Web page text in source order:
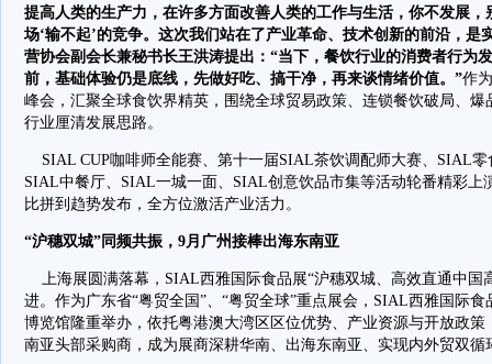
提高人类的生产力，在许多方面改善人类的工作与生活，你不发展
场‘输不起’的竞争。这次我们站在了产业革命、技术创新的前沿，是
营协会副会长兼秘书长王洪涛提出：“当下，餐饮行业的消费者行为
前，基础体验仍是底线，先做好吃、搞干净，再来谈情绪价值。”作
峰会，汇聚全球食饮界精英，围绕全球贸易政策、连锁餐饮破局、
行业厘清发展思路。
SIAL CUP咖啡师全能赛、第十一届SIAL茶饮调配师大赛、SIAL
SIAL中餐厅、SIAL一城一面、SIAL创意饮品市集等活动轮番精彩上
比拼到趋势发布，全方位激活产业活力。
“沪穗双城”同频共振，9月广州接棒出海东南亚
上海展圆满落幕，SIAL西雅国际食品展“沪穗双城、高效直通中国
进。作为广东省“粤贸全国”、“粤贸全球”重点展会，SIAL西雅国际
博览馆隆重举办，依托粤港澳大湾区区位优势、产业资源与开放政
南亚头部采购商，成为展商深耕华南、出海东南亚、实现内外贸双循